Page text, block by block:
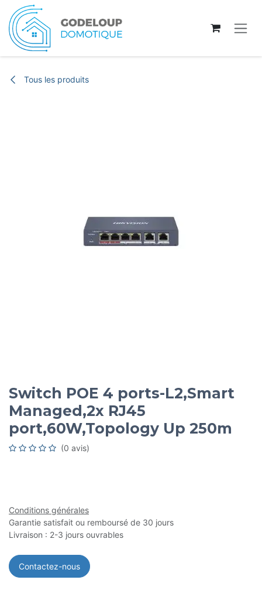
Se rendre au contenu
Tous les produits
Switch POE 4 ports-L2,Smart
Managed,2x RJ45
port,60W,Topology Up 250m
(0 avis)
Conditions générales
Garantie satisfait ou remboursé de 30 jours
Livraison : 2-3 jours ouvrables
Contactez-nous